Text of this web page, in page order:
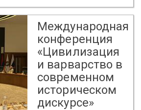
Международная
конференция
«Цивилизация
и варварство в
современном
историческом
дискурсе»